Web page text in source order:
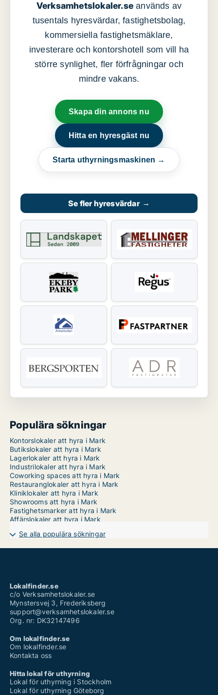
Verksamhetslokaler.se används av
tusentals hyresvärdar, fastighetsbolag,
kommersiella fastighetsmäklare,
investerare och kontorshotell som vill ha
större synlighet, fler förfrågningar och
mindre vakans.
Skapa din annons nu
Hitta en hyresgäst nu
Starta uthyrningsmaskinen →
Se fler hyresvärdar →
Populära sökningar
Kontorslokaler att hyra i Mark
Butikslokaler att hyra i Mark
Lagerlokaler att hyra i Mark
Industrilokaler att hyra i Mark
Coworking spaces att hyra i Mark
Restauranglokaler att hyra i Mark
Kliniklokaler att hyra i Mark
Showrooms att hyra i Mark
Fastighetsmarker att hyra i Mark
Affärslokaler att hyra i Mark
Se alla populära sökningar
Lokalfinder.se
c/o Verksamhetslokaler.se
Mynstersvej 3, Frederiksberg
support@verksamhetslokaler.se
Org. nr: DK32147496
Om lokalfinder.se
Om lokalfinder.se
Kontakta oss
Hitta lokal för uthyrning
Lokal för uthyrning i Stockholm
Lokal för uthyrning Göteborg